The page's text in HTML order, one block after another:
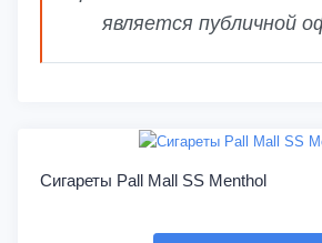
является публичной
Сигареты Pall Mall SS Menthol